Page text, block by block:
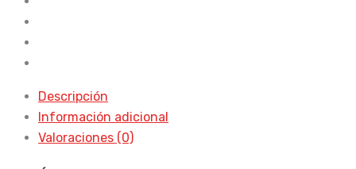
Descripción
Información adicional
Valoraciones (0)